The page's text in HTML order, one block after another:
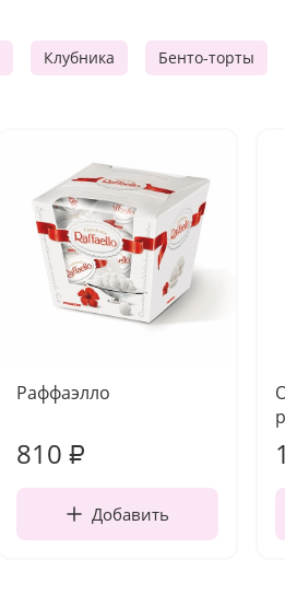
Клубника Бенто-торты
Раффаэлло
810 ₽
Добавить